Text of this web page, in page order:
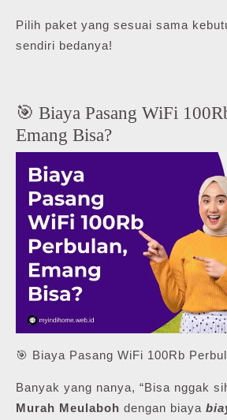
Pilih paket yang sesuai sama
sendiri bedanya!
🎯 Biaya Pasang WiFi
Emang Bisa?
🎯 Biaya Pasang WiFi 100Rb
Banyak yang nanya, “Bisa nggak
Murah Meulaboh dengan biaya